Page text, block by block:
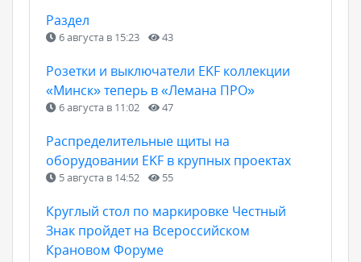
Раздел
6 августа в 15:23 43
Розетки и выключатели EKF коллекции
«Минск» теперь в «Лемана ПРО»
6 августа в 11:02 47
Распределительные щиты на
оборудовании EKF в крупных проектах
5 августа в 14:52 55
Круглый стол по маркировке Честный
Знак пройдет на Всероссийском
Крановом Форуме